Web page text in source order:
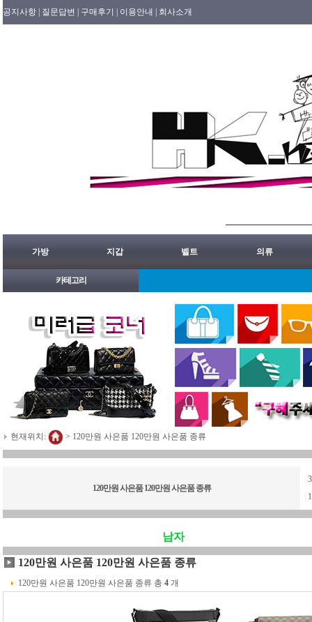
공지사항 | 질문답변 | 구매후기 | 이용안내 | 회사소개
가방 지갑 벨트 의류
카테고리
현재위치: > 120만원 사은품 120만원 사은품 종류
120만원 사은품 120만원 사은품 종류
남자
120만원 사은품 120만원 사은품 종류
120만원 사은품 120만원 사은품 종류 총 4 개